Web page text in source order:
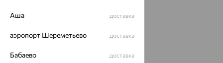
Другие города
Заказать звонок
Аша доставка
аэропорт Шереметьево доставка
Бабаево доставка